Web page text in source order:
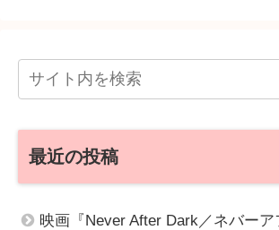
最近の投稿
映画『Never After Dark／ネバーア